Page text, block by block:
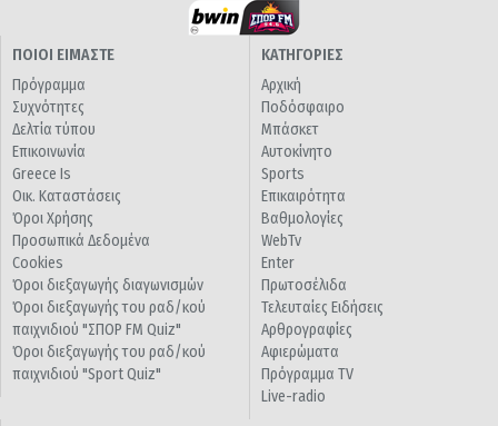
ΠΟΙΟΙ ΕΙΜΑΣΤΕ
Πρόγραμμα
Συχνότητες
Δελτία τύπου
Επικοινωνία
Greece Is
Οικ. Καταστάσεις
Όροι Χρήσης
Προσωπικά Δεδομένα
Cookies
Όροι διεξαγωγής διαγωνισμών
Όροι διεξαγωγής του ραδ/κού
παιχνιδιού "ΣΠΟΡ FM Quiz"
Όροι διεξαγωγής του ραδ/κού
παιχνιδιού "Sport Quiz"
ΚΑΤΗΓΟΡΙΕΣ
Αρχική
Ποδόσφαιρο
Μπάσκετ
Αυτοκίνητο
Sports
Επικαιρότητα
Βαθμολογίες
WebTv
Enter
Πρωτοσέλιδα
Τελευταίες Ειδήσεις
Αρθρογραφίες
Αφιερώματα
Πρόγραμμα TV
Live-radio